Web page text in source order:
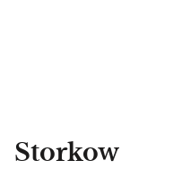
Storkow